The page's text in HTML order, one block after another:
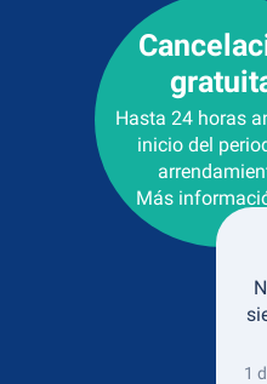
lugar de arrendamiento
Lugar de devolución
Hasta 24 horas
inicio del
Más
1